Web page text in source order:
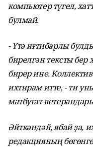
компьютер түгел,
булмай.
- Үтә иғтибарлы
бирелгән тексты
бирер ине.
ихтирам итте, - ти
матбуғат
Әйткәндәй, ябай ҙа,
редакцияның